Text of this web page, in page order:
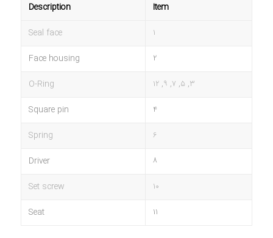
Item
Description
۱
Seal face
۲
Face housing
۳, ۵, ۷, ۹, ۱۲
O-Ring
۴
Square pin
۶
Spring
۸
Driver
۱۰
Set screw
۱۱
Seat